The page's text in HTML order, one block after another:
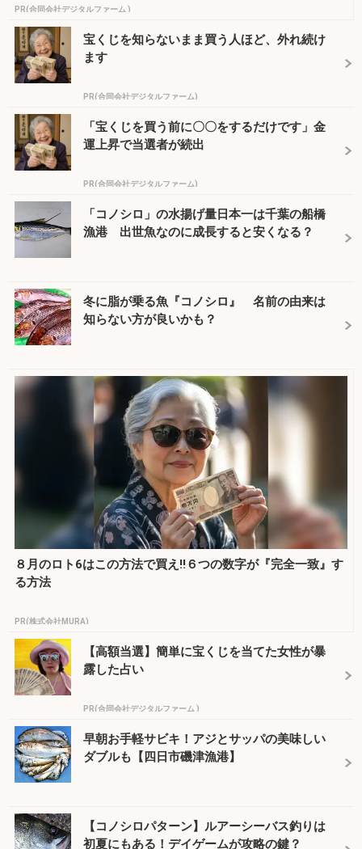
PR(合同会社デジタルファーム )
宝くじを知らないまま買う人ほど、外れ続け
ます
PR(合同会社デジタルファーム)
「宝くじを買う前に〇〇をするだけです」金
運上昇で当選者が続出
PR(合同会社デジタルファーム)
「コノシロ」の水揚げ量日本一は千葉の船橋
漁港 出世魚なのに成長すると安くなる？
冬に脂が乗る魚『コノシロ』 名前の由来は
知らない方が良いかも？
８月のロト6はこの方法で買え!!６つの数字が『完全一致』す
る方法
PR(株式会社MURA)
【高額当選】簡単に宝くじを当てた女性が暴
露した占い
PR(合同会社デジタルファーム )
早朝お手軽サビキ！アジとサッパの美味しい
ダブルも【四日市磯津漁港】
【コノシロパターン】ルアーシーバス釣りは
初夏にもある！デイゲームが攻略の鍵？